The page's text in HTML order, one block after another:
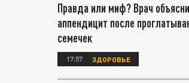
Правда или миф? Врач
аппендицит после
семечек
17:57 ЗДОРОВЬЕ